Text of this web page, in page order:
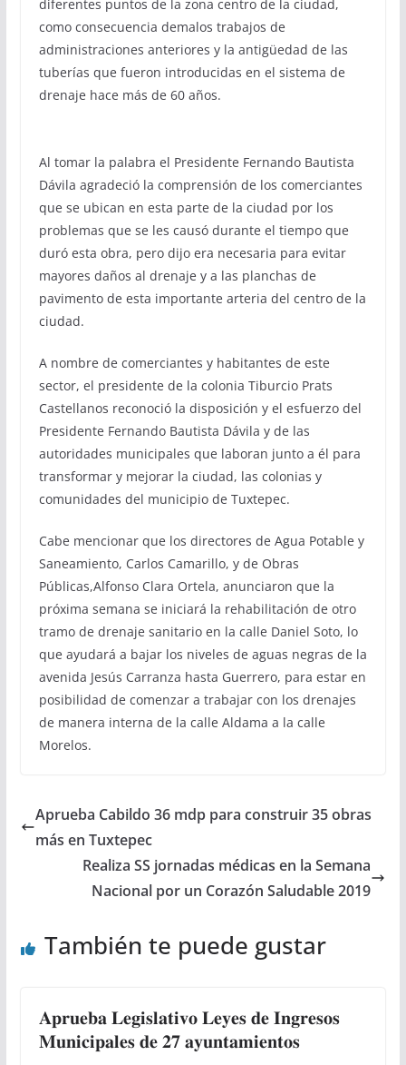
diferentes puntos de la zona centro de la ciudad,
como consecuencia demalos trabajos de
administraciones anteriores y la antigüedad de las
tuberías que fueron introducidas en el sistema de
drenaje hace más de 60 años.
Al tomar la palabra el Presidente Fernando Bautista
Dávila agradeció la comprensión de los comerciantes
que se ubican en esta parte de la ciudad por los
problemas que se les causó durante el tiempo que
duró esta obra, pero dijo era necesaria para evitar
mayores daños al drenaje y a las planchas de
pavimento de esta importante arteria del centro de la
ciudad.
A nombre de comerciantes y habitantes de este
sector, el presidente de la colonia Tiburcio Prats
Castellanos reconoció la disposición y el esfuerzo del
Presidente Fernando Bautista Dávila y de las
autoridades municipales que laboran junto a él para
transformar y mejorar la ciudad, las colonias y
comunidades del municipio de Tuxtepec.
Cabe mencionar que los directores de Agua Potable y
Saneamiento, Carlos Camarillo, y de Obras
Públicas,Alfonso Clara Ortela, anunciaron que la
próxima semana se iniciará la rehabilitación de otro
tramo de drenaje sanitario en la calle Daniel Soto, lo
que ayudará a bajar los niveles de aguas negras de la
avenida Jesús Carranza hasta Guerrero, para estar en
posibilidad de comenzar a trabajar con los drenajes
de manera interna de la calle Aldama a la calle
Morelos.
Aprueba Cabildo 36 mdp para construir 35 obras
más en Tuxtepec
Realiza SS jornadas médicas en la Semana
Nacional por un Corazón Saludable 2019
También te puede gustar
𝐀𝐩𝐫𝐮𝐞𝐛𝐚 𝐋𝐞𝐠𝐢𝐬𝐥𝐚𝐭𝐢𝐯𝐨 𝐋𝐞𝐲𝐞𝐬 𝐝𝐞 𝐈𝐧𝐠𝐫𝐞𝐬𝐨𝐬
𝐌𝐮𝐧𝐢𝐜𝐢𝐩𝐚𝐥𝐞𝐬 𝐝𝐞 𝟐𝟕 𝐚𝐲𝐮𝐧𝐭𝐚𝐦𝐢𝐞𝐧𝐭𝐨𝐬